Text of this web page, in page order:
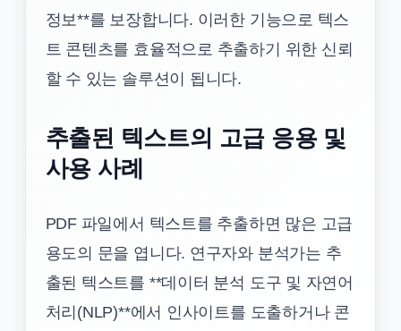
정보**를 보장합니다. 이러한 기능으로 텍스
트 콘텐츠를 효율적으로 추출하기 위한 신뢰
할 수 있는 솔루션이 됩니다.
추출된 텍스트의 고급 응용 및
사용 사례
PDF 파일에서 텍스트를 추출하면 많은 고급
용도의 문을 엽니다. 연구자와 분석가는 추
출된 텍스트를 **데이터 분석 도구 및 자연어
처리(NLP)**에서 인사이트를 도출하거나 콘